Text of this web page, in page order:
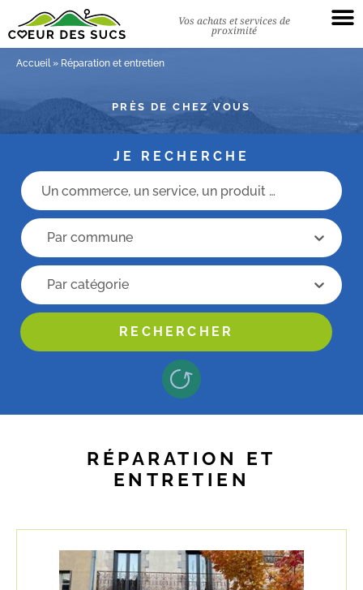
Vos achats et services de
proximité
Accueil» Réparation et entretien
PRÈS DE CHEZ VOUS
JE RECHERCHE
Champs recherche
recherche commune
recherche commune
Recherche categorie
Recherche categorie
RÉPARATION ET
ENTRETIEN